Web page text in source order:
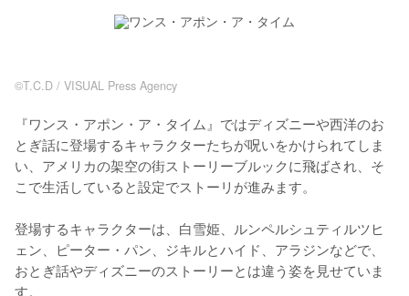
©T.C.D / VISUAL Press Agency
『ワンス・アポン・ア・タイム』ではディズニーや西洋のお
とぎ話に登場するキャラクターたちが呪いをかけられてしま
い、アメリカの架空の街ストーリーブルックに飛ばされ、そ
こで生活していると設定でストーリが進みます。
登場するキャラクターは、白雪姫、ルンペルシュティルツヒ
ェン、ピーター・パン、ジキルとハイド、アラジンなどで、
おとぎ話やディズニーのストーリーとは違う姿を見せていま